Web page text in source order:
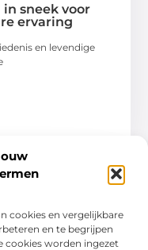
cookies en vergelijkbare
en te begrijpen
cookies worden ingezet
sneek voor
ervaring
en levendige